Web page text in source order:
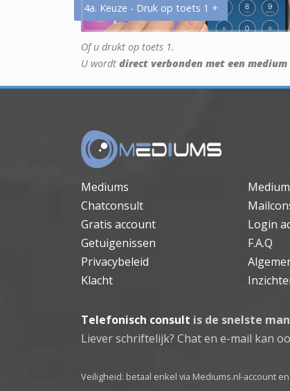
4a. Keuze - Druk op toets 1 +
Of u drukt op toets 1.
U wordt direct verbonden met een medium
Mediums
Chatconsult
Gratis account
Login
Getuigenissen
F.A.Q
Privacybeleid
Klacht
Telefonisch consult is de snelste
Liever schriftelijk? Chat en e-mail kan
Veiligheid: betaal enkel via Mediums.nl-account